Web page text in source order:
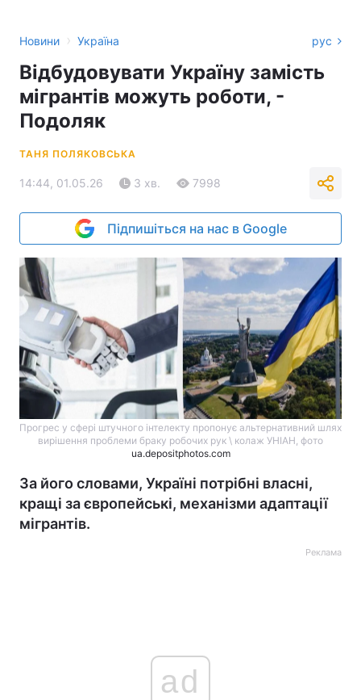
Новини › Україна рус
Відбудовувати Україну замість
мігрантів можуть роботи, -
Подоляк
ТАНЯ ПОЛЯКОВСЬКА
14:44, 01.05.26 3 хв. 7998
Підпишіться на нас в Google
Прогрес у сфері штучного інтелекту пропонує альтернативний шлях
вирішення проблеми браку робочих рук \ колаж УНІАН, фото
ua.depositphotos.com
За його словами, Україні потрібні власні,
кращі за європейські, механізми адаптації
мігрантів.
Реклама
ad